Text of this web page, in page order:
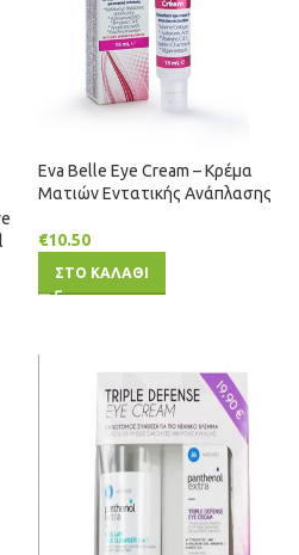
Eva Belle Eye Cream – Κρέμα
Ματιών Εντατικής Ανάπλασης
€10.50
ΣΤΟ ΚΑΛΑΘΙ